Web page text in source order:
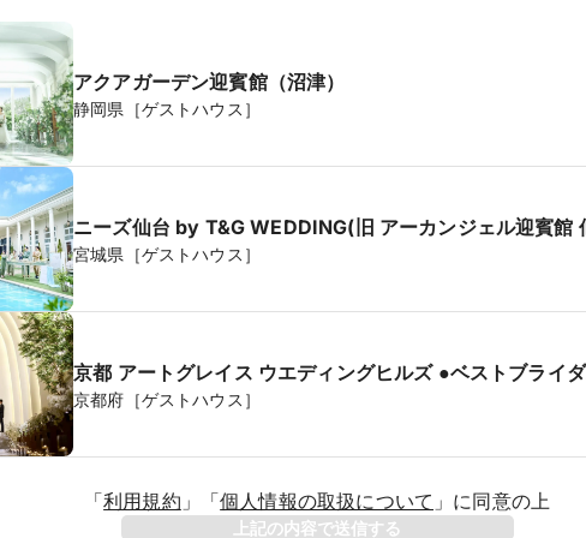
アクアガーデン迎賓館（沼津）
静岡県［ゲストハウス］
ニーズ仙台 by T&G WEDDING(旧 アーカンジェル迎賓館
宮城県［ゲストハウス］
京都 アートグレイス ウエディングヒル
京都府［ゲストハウス］
「利用規約 」 「個人情報の取扱について 」 に同意の上
上記の内容で送信する